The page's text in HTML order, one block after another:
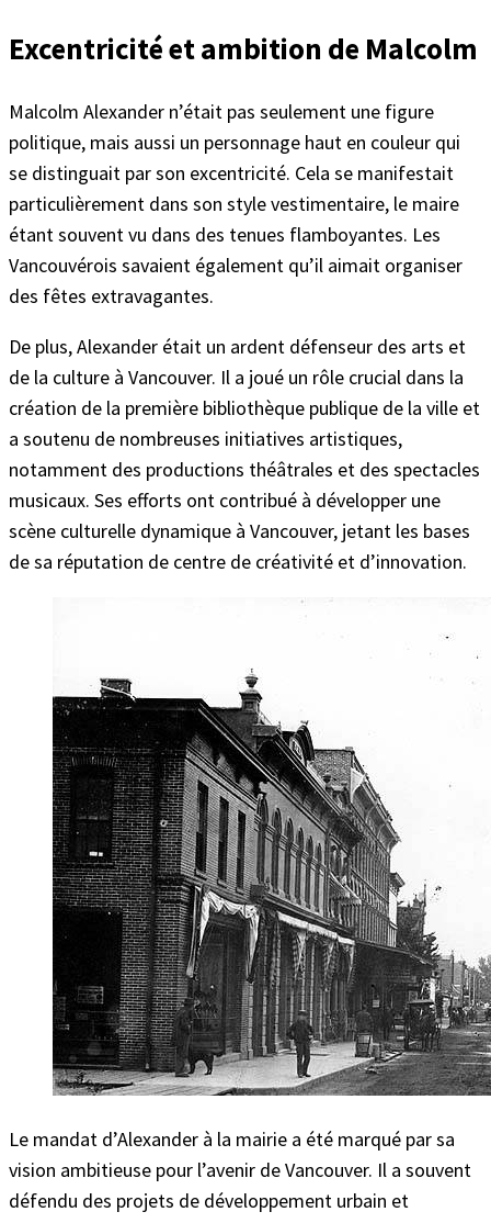
Excentricité et ambition de Malcolm
Malcolm Alexander n’était pas seulement une figure
politique, mais aussi un personnage haut en couleur qui
se distinguait par son excentricité. Cela se manifestait
particulièrement dans son style vestimentaire, le maire
étant souvent vu dans des tenues flamboyantes. Les
Vancouvérois savaient également qu’il aimait organiser
des fêtes extravagantes.
De plus, Alexander était un ardent défenseur des arts et
de la culture à Vancouver. Il a joué un rôle crucial dans la
création de la première bibliothèque publique de la ville et
a soutenu de nombreuses initiatives artistiques,
notamment des productions théâtrales et des spectacles
musicaux. Ses efforts ont contribué à développer une
scène culturelle dynamique à Vancouver, jetant les bases
de sa réputation de centre de créativité et d’innovation.
Le mandat d’Alexander à la mairie a été marqué par sa
vision ambitieuse pour l’avenir de Vancouver. Il a souvent
défendu des projets de développement urbain et